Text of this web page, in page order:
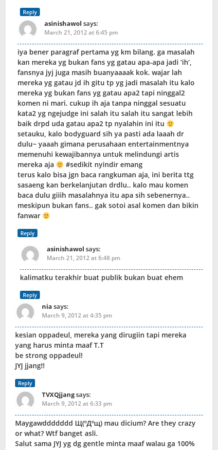
Reply
asinishawol says:
March 21, 2012 at 6:45 pm
iya bener paragraf pertama yg km bilang. ga masalah
kan mereka yg bukan fans yg gatau apa-apa jadi ‘ih’,
fansnya jyj juga masih buanyaaaak kok. wajar lah
mereka yg gatau jd ih gitu tp yg jadi masalah itu kalo
mereka yg bukan fans yg gatau apa2 tapi ninggal2
komen ni mari. cukup ih aja tanpa ninggal sesuatu
kata2 yg ngejudge ini salah itu salah itu sangat lebih
baik drpd uda gatau apa2 tp nyalahin ini itu
setauku, kalo bodyguard sih ya pasti ada laaah dr
dulu~ yaaah gimana perusahaan entertainmentnya
memenuhi kewajibannya untuk melindungi artis
mereka aja
#sedikit nyindir emang
terus kalo bisa jgn baca rangkuman aja, ini berita ttg
sasaeng kan berkelanjutan drdlu.. kalo mau komen
baca dulu giiih masalahnya itu apa sih sebenernya..
meskipun bukan fans.. gak sotoi asal komen dan bikin
fanwar
Reply
asinishawol says:
March 21, 2012 at 6:48 pm
kalimatku terakhir buat publik bukan buat ehem
Reply
nia says:
March 9, 2012 at 4:35 pm
kesian oppadeul, mereka yang dirugiin tapi mereka
yang harus minta maaf T.T
be strong oppadeul!
JYJ jjang!!
Reply
TVXQjjangsays:
March 9, 2012 at 6:33 pm
Maygawddddddd Щ(ºДºщ) mau dicium? Are they crazy
or what? Wtf banget asli.
Salut sama JYJ yg dg gentle minta maaf walau ga 100%